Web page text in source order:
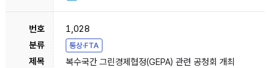
1,028
통상·FTA
복수국간 그린경제협정(GEPA) 관련 공청회 개최